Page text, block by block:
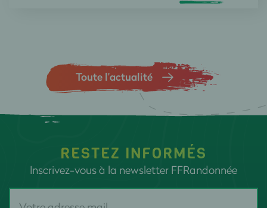
Toute l’actualité
RESTEZ INFORMÉS
Inscrivez-vous à la newsletter FFRandonnée